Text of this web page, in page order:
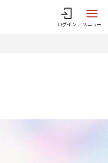
ログイン メニュー